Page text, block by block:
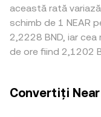
această rată
schimb de 1 NEAR
2,2228 BND, iar
de ore fiind 2,1202
Convertiți